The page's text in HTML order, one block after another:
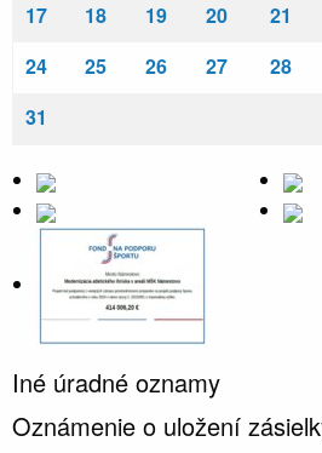
17
18 19 20 21
24
25 26 27 28
31
Iné úradné oznamy
Oznámenie o uložení